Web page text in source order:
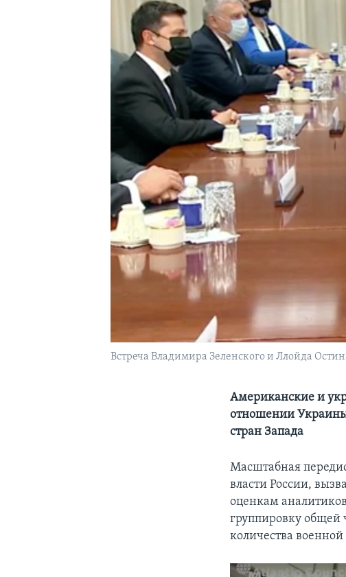
Встреча Владимира Зеленского и Ллойда
Американские и
отношении
стран Запада
Масштабная
власти России,
оценкам
группировку общей
количества